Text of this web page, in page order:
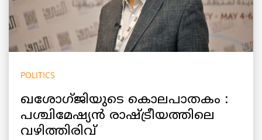
POLITICS
ഖശോഗ്ജിയുടെ കൊലപാതകം :
പശ്ചിമേഷ്യൻ രാഷ്ട്രീയത്തിലെ
വഴിത്തിരിവ്